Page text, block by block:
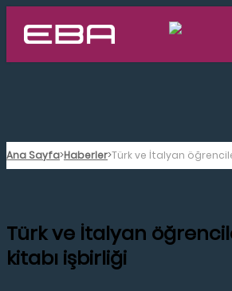
Ana Sayfa Haberler Türk ve İtalyan
Türk ve İtalyan
kitabı işbirliği